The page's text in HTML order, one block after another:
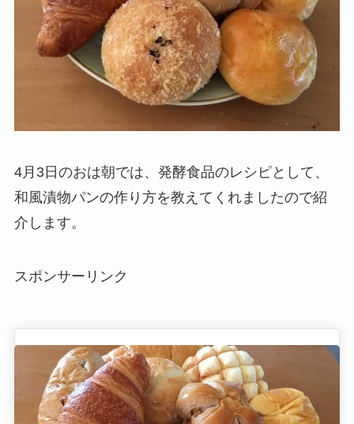
4月3日のおは朝では、発酵食品のレシピとして、
和風漬物パンの作り方を教えてくれましたので紹
介します。
スポンサーリンク